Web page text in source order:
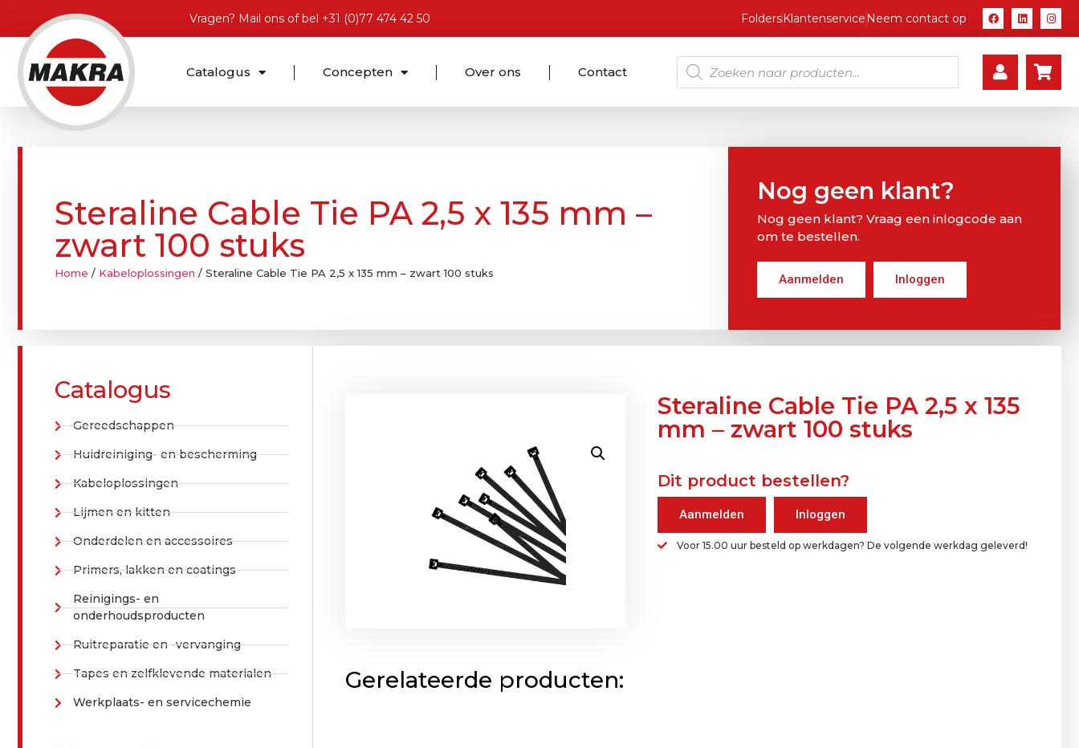
Vragen? Mail onsof bel +31 (0)77 474 42 50 FoldersKlantenservice Neem contact op
Catalogus Concepten Over ons Contact
Steraline Cable Tie PA 2,5 x 135 mm –
zwart 100 stuks
Home / Kabeloplossingen / Steraline Cable Tie PA 2,5 x 135 mm – zwart 100 stuks
Nog geen klant?
Nog geen klant? Vraag een inlogcode aan
om te bestellen.
Aanmelden Inloggen
Catalogus
Gereedschappen
Huidreiniging- en bescherming
Kabeloplossingen
Lijmen en kitten
Onderdelen en accessoires
Primers, lakken en coatings
Reinigings- en
onderhoudsproducten
Ruitreparatie en -vervanging
Tapes en zelfklevende materialen
Werkplaats- en servicechemie
Steraline Cable Tie PA 2,5 x 135
mm – zwart 100 stuks
Dit product bestellen?
Aanmelden Inloggen
Voor 15.00 uur besteld op werkdagen? De volgende werkdag geleverd!
Gerelateerde producten: